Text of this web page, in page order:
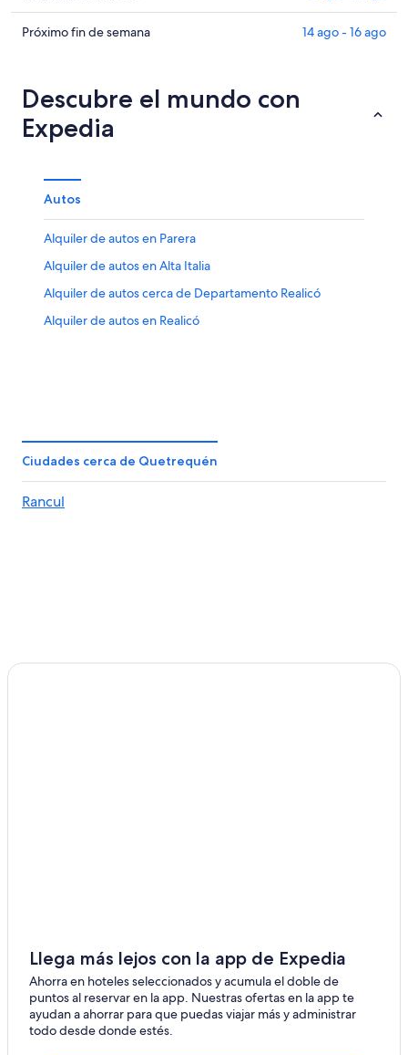
propiedades
en
esta
noche,
9
ago
precios
de
Quetrequén
para
mañana
noche,
ago
Ver
propiedades
en
Quetrequén
próximo
semana,
Próximo fin de semana 14 ago - 16 ago
Descubre el mundo con
Expedia
Autos
Alquiler de autos en Parera
Alquiler de autos en Alta Italia
Alquiler de autos cerca de Departamento Realicó
Alquiler de autos en Realicó
Ciudades cerca de Quetrequén
Rancul
Llega más lejos con la app de Expedia
Ahorra en hoteles seleccionados y acumula el doble de
puntos al reservar en la app. Nuestras ofertas en la app te
ayudan a ahorrar para que puedas viajar más y administrar
todo desde donde estés.